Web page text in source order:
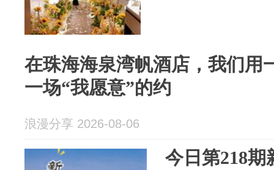
在珠海海泉湾帆酒店，我们用
一场“我愿意”的约
浪漫分享 2026-08-06
今日第218期